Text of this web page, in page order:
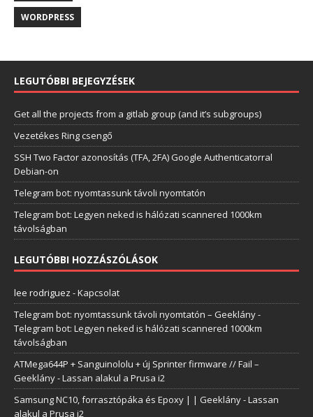
WORDPRESS
LEGUTÓBBI BEJEGYZÉSEK
Get all the projects from a gitlab group (and it’s subgroups)
Vezetékes Ring csengő
SSH Two Factor azonosítás (TFA, 2FA) Google Authenticatorral
Debian-on
Telegram bot: nyomtassunk távoli nyomtatón
Telegram bot: Legyen neked is hálózati scannered 1000km
távolságban
LEGUTÓBBI HOZZÁSZÓLÁSOK
lee rodriguez -Kapcsolat
Telegram bot: nyomtassunk távoli nyomtatón – Geeklány-
Telegram bot: Legyen neked is hálózati scannered 1000km
távolságban
ATMega644P + Sanguinololu + új Sprinter firmware // Fail –
Geeklány-Lassan alakul a Prusa i2
Samsung NC10, forrasztópáka és Epoxy | | Geeklány-Lassan
alakul a Prusa i2